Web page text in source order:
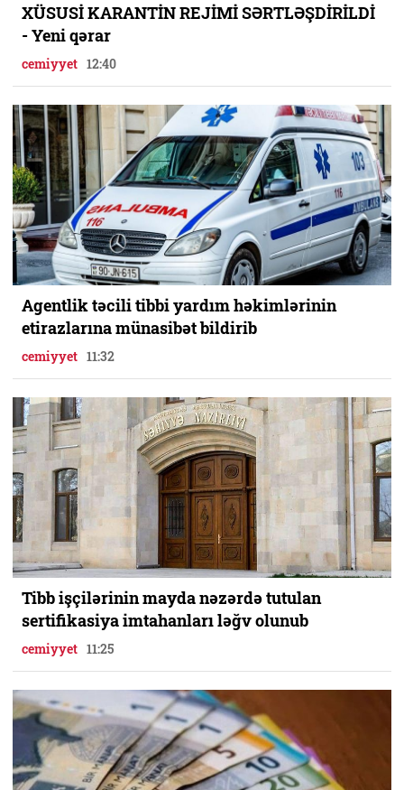
XÜSUSİ KARANTİN REJİMİ SƏRTLƏŞDİRİLDİ
- Yeni qərar
cemiyyet 12:40
Agentlik təcili tibbi yardım həkimlərinin
etirazlarına münasibət bildirib
cemiyyet 11:32
Tibb işçilərinin mayda nəzərdə tutulan
sertifikasiya imtahanları ləğv olunub
cemiyyet 11:25